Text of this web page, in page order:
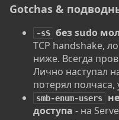
Gotchas &
-sS без sudo
TCP handshake,
ниже. Всегда
Лично наступал
потерял полчаса,
smb-enum-users
доступа - на